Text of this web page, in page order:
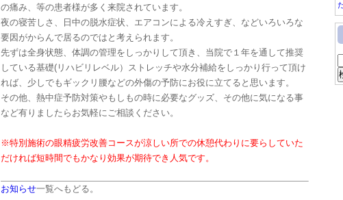
の痛み、等の患者様が多く来院されています。
夜の寝苦しさ、日中の脱水症状、エアコンによる冷えすぎ、などいろいろな
要因がからんで居るのではと考えられます。
先ずは全身状態、体調の管理をしっかりして頂き、当院で１年を通して推奨
している基礎(リハビリレベル）ストレッチや水分補給をしっかり行って頂け
れば、少しでもギックリ腰などの外傷の予防にお役に立てると思います。
その他、熱中症予防対策やもしもの時に必要なグッズ、その他に気になる事
など有りましたらお気軽にご相談ください。
※特別施術の眼精疲労改善コースが涼しい所での休憩代わりに要らしていた
だければ短時間でもかなり効果が期待でき人気です。
お知らせ一覧へもどる。